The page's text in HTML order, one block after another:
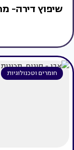
שיפוץ דירה-
חומרים וטכנולוגיות